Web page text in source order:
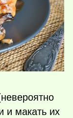
и макать их